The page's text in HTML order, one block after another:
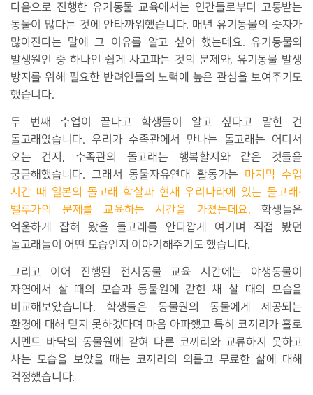
다음으로 진행한 유기동물 교육에서는 인간들로부터 고통받는
동물이 많다는 것에 안타까워했습니다. 매년 유기동물의 숫자가
많아진다는 말에 그 이유를 알고 싶어 했는데요. 유기동물의
발생원인 중 하나인 쉽게 사고파는 것의 문제와, 유기동물 발생
방지를 위해 필요한 반려인들의 노력에 높은 관심을 보여주기도
했습니다.
두 번째 수업이 끝나고 학생들이 알고 싶다고 말한 건
돌고래였습니다. 우리가 수족관에서 만나는 돌고래는 어디서
오는 건지, 수족관의 돌고래는 행복할지와 같은 것들을
궁금해했습니다. 그래서 동물자유연대 활동가는 마지막 수업
시간 때 일본의 돌고래 학살과 현재 우리나라에 있는 돌고래·
벨루가의 문제를 교육하는 시간을 가졌는데요. 학생들은
억울하게 잡혀 왔을 돌고래를 안타깝게 여기며 직접 봤던
돌고래들이 어떤 모습인지 이야기해주기도 했습니다.
그리고 이어 진행된 전시동물 교육 시간에는 야생동물이
자연에서 살 때의 모습과 동물원에 갇힌 채 살 때의 모습을
비교해보았습니다. 학생들은 동물원의 동물에게 제공되는
환경에 대해 믿지 못하겠다며 마음 아파했고 특히 코끼리가 홀로
시멘트 바닥의 동물원에 갇혀 다른 코끼리와 교류하지 못하고
사는 모습을 보았을 때는 코끼리의 외롭고 무료한 삶에 대해
걱정했습니다.